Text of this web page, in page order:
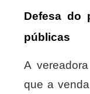
Defesa do
públicas
A vereadora
que a